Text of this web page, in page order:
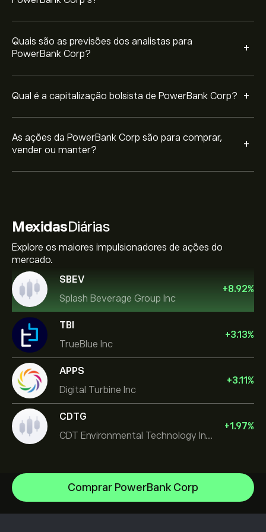
Quais são as previsões dos analistas para
PowerBank Corp?
+
Qual é a capitalização bolsista de PowerBank Corp? +
As ações da PowerBank Corp são para comprar,
vender ou manter?
+
MexidasDiárias
Explore os maiores impulsionadores de ações do
mercado.
SBEV
Splash Beverage Group Inc
+8.92%
TBI
TrueBlue Inc
+3.13%
APPS
Digital Turbine Inc
+3.11%
CDTG
CDT Environmental Technology Investment Holdings L
+1.97%
Comprar PowerBank Corp
NVIDIA Corporation
Centro de ajuda